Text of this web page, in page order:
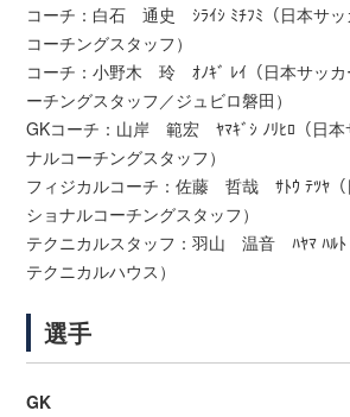
コーチ：白石 通史 ｼﾗｲｼ ﾐﾁﾌﾐ（日本サッ
コーチングスタッフ）
コーチ：小野木 玲 ｵﾉｷﾞ ﾚｲ（日本サッカ
ーチングスタッフ／ジュビロ磐田）
GKコーチ：山岸 範宏 ﾔﾏｷﾞｼ ﾉﾘﾋﾛ（日本
ナルコーチングスタッフ）
フィジカルコーチ：佐藤 哲哉 ｻﾄｳ ﾃﾂﾔ（
ショナルコーチングスタッフ）
テクニカルスタッフ：羽山 温音 ﾊﾔﾏ ﾊﾙﾄ
テクニカルハウス）
選手
GK